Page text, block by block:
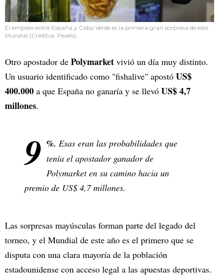
El empate entre España y Cabo Verde es la primera gran sorpresa de este
Mundial (Créditos: Pexels).
Otro apostador de Polymarket vivió un día muy distinto.
Un usuario identificado como "fishalive" apostó US$
400.000 a que España no ganaría y se llevó US$ 4,7
millones.
9 %. Esas eran las probabilidades que
tenía el apostador ganador de
Polymarket en su camino hacia un
premio de US$ 4,7 millones.
Las sorpresas mayúsculas forman parte del legado del
torneo, y el Mundial de este año es el primero que se
disputa con una clara mayoría de la población
estadounidense con acceso legal a las apuestas deportivas.